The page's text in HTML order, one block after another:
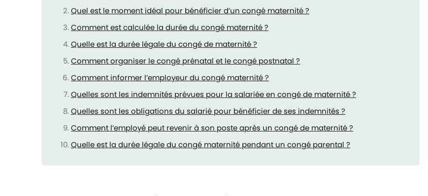
Quel est le moment idéal pour bénéficier d’un congé maternité ?
Comment est calculée la durée du congé maternité ?
Quelle est la durée légale du congé de maternité ?
Comment organiser le congé prénatal et le congé postnatal ?
Comment informer l’employeur du congé maternité ?
Quelles sont les indemnités prévues pour la salariée en congé de maternité ?
Quelles sont les obligations du salarié pour bénéficier de ses indemnités ?
Comment l’employé peut revenir à son poste après un congé de maternité ?
Quelle est la durée légale du congé maternité pendant un congé parental ?